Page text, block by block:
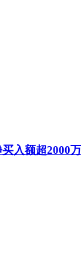
入额超2000